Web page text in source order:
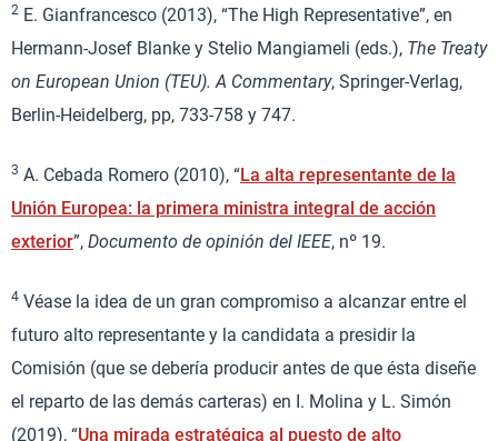
2 E. Gianfrancesco (2013), “The High Representative”, en
Hermann-Josef Blanke y Stelio Mangiameli (eds.), The Treaty
on European Union (TEU). A Commentary, Springer-Verlag,
Berlin-Heidelberg, pp, 733-758 y 747.
3 A. Cebada Romero (2010), “La alta representante de la
Unión Europea: la primera ministra integral de acción
exterior”, Documento de opinión del IEEE, nº 19.
4 Véase la idea de un gran compromiso a alcanzar entre el
futuro alto representante y la candidata a presidir la
Comisión (que se debería producir antes de que ésta diseñe
el reparto de las demás carteras) en I. Molina y L. Simón
(2019), “Una mirada estratégica al puesto de alto